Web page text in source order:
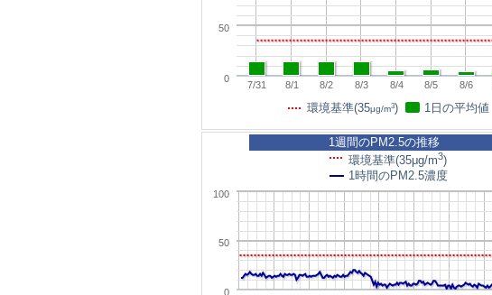
7/31 8/1 8/2 8/3 8/4 8/5 8/6
0
50
環境基準(35μg/m3) 1日の平均値
0
50
100
1週間のPM2.5の推移
環境基準(35μg/m3)
1時間のPM2.5濃度